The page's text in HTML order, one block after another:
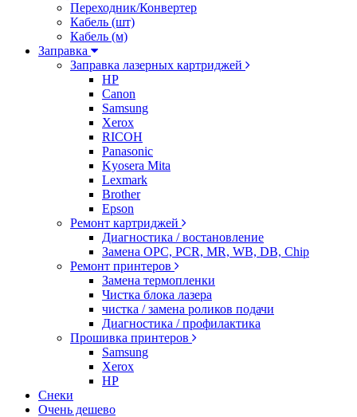
Переходник/Конвертер
Кабель (шт)
Кабель (м)
Заправка
Заправка лазерных картриджей
HP
Canon
Samsung
Xerox
RICOH
Panasonic
Kyosera Mita
Lexmark
Brother
Epson
Ремонт картриджей
Диагностика / востановление
Замена OPC, PCR, MR, WB, DB, Chip
Ремонт принтеров
Замена термопленки
Чистка блока лазера
чистка / замена роликов подачи
Диагностика / профилактика
Прошивка принтеров
Samsung
Xerox
HP
Снеки
Очень дешево